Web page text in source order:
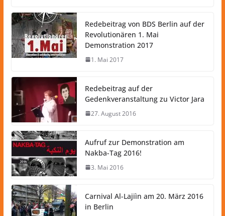
Redebeitrag von BDS Berlin auf der
Revolutionären 1. Mai
Demonstration 2017
1. Mai 2017
Redebeitrag auf der
Gedenkveranstaltung zu Victor Jara
27. August 2016
Aufruf zur Demonstration am
Nakba-Tag 2016!
3. Mai 2016
Carnival Al-Lajiìn am 20. März 2016
in Berlin